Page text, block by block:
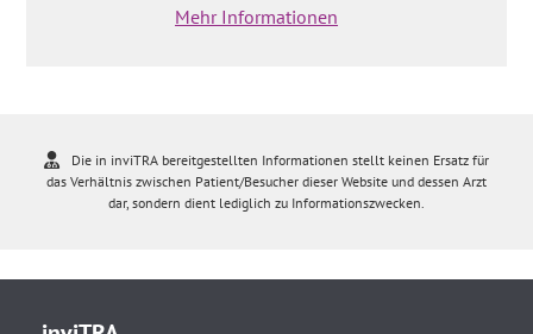
Mehr Informationen
Die in inviTRA bereitgestellten Informationen stellt keinen Ersatz für
das Verhältnis zwischen Patient/Besucher dieser Website und dessen Arzt
dar, sondern dient lediglich zu Informationszwecken.